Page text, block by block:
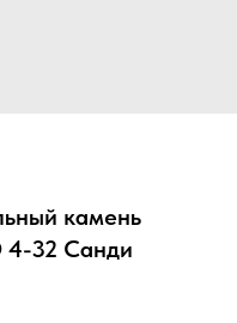
камень
4-32 Санди